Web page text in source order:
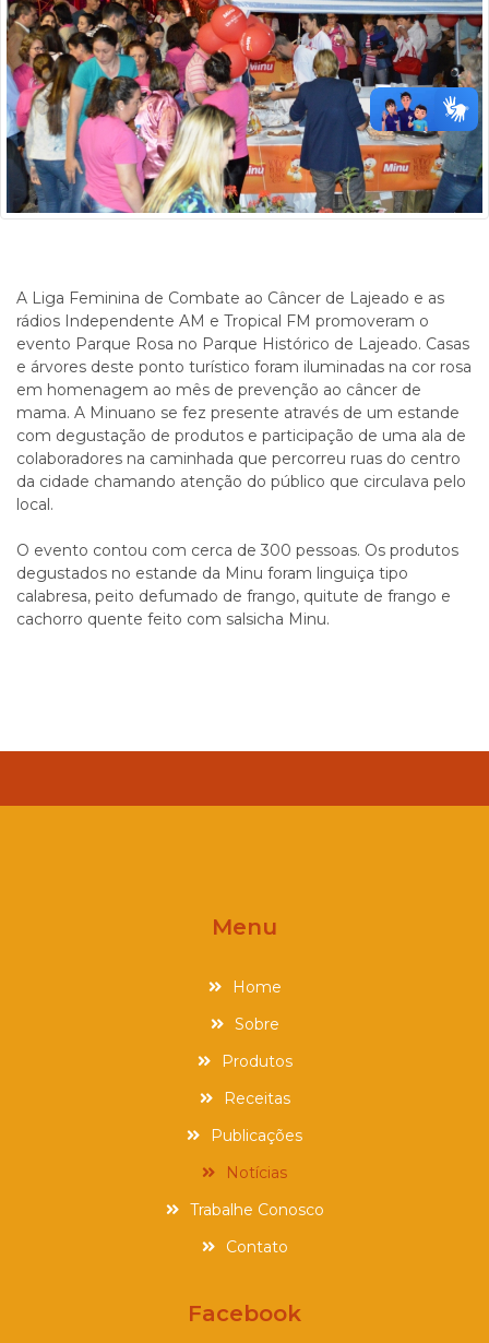
A Liga Feminina de Combate ao Câncer de Lajeado e as
rádios Independente AM e Tropical FM promoveram o
evento Parque Rosa no Parque Histórico de Lajeado. Casas
e árvores deste ponto turístico foram iluminadas na cor rosa
em homenagem ao mês de prevenção ao câncer de
mama. A Minuano se fez presente através de um estande
com degustação de produtos e participação de uma ala de
colaboradores na caminhada que percorreu ruas do centro
da cidade chamando atenção do público que circulava pelo
local.
O evento contou com cerca de 300 pessoas. Os produtos
degustados no estande da Minu foram linguiça tipo
calabresa, peito defumado de frango, quitute de frango e
cachorro quente feito com salsicha Minu.
Menu
Home
Sobre
Produtos
Receitas
Publicações
Notícias
Trabalhe Conosco
Contato
Facebook